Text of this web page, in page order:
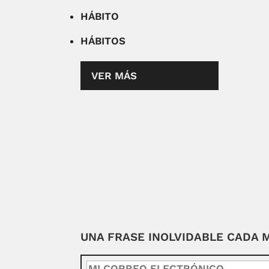
HÁBITO
HÁBITOS
VER MÁS
UNA FRASE INOLVIDABLE CADA